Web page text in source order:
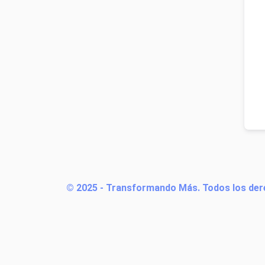
© 2025 - Transformando Más. Todos los